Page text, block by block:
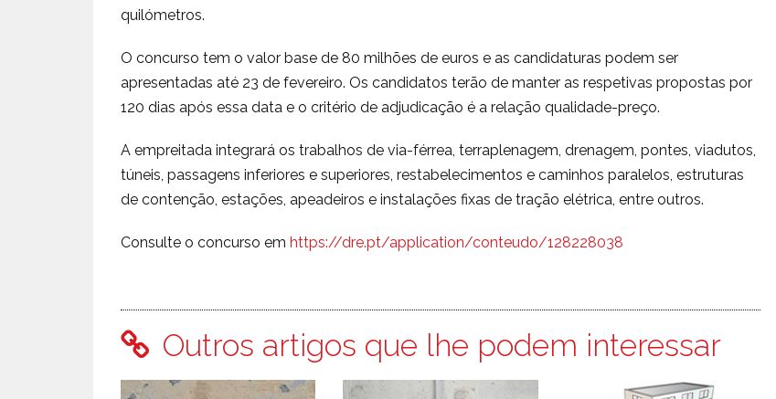
quilómetros.
O concurso tem o valor base de 80 milhões de euros e as candidaturas podem ser
apresentadas até 23 de fevereiro. Os candidatos terão de manter as respetivas propostas por
120 dias após essa data e o critério de adjudicação é a relação qualidade-preço.
A empreitada integrará os trabalhos de via-férrea, terraplenagem, drenagem, pontes, viadutos,
túneis, passagens inferiores e superiores, restabelecimentos e caminhos paralelos, estruturas
de contenção, estações, apeadeiros e instalações fixas de tração elétrica, entre outros.
Consulte o concurso em https://dre.pt/application/conteudo/128228038
Outros artigos que lhe podem interessar